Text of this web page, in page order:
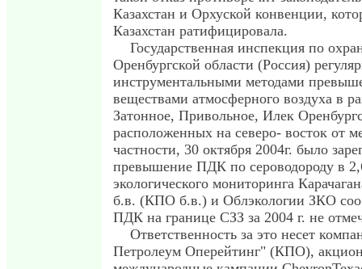
Казахстан и Орхуской конвенции,
Казахстан ратифицировала.
Государственная инспекция по
Оренбургской области (Россия)
инструментальными методами
веществами атмосферного воздуха в
Затонное, Привольное, Илек
расположенных на северо- восток от
частности, 30 октября 2004г. было
превышение ПДК по сероводороду в
экологического мониторинга
б.в. (КПО б.в.) и Облэкологии ЗКО
ПДК на границе СЗЗ за 2004 г. не
Ответственность за это несет
Петролеум Оперейтинг" (КПО),